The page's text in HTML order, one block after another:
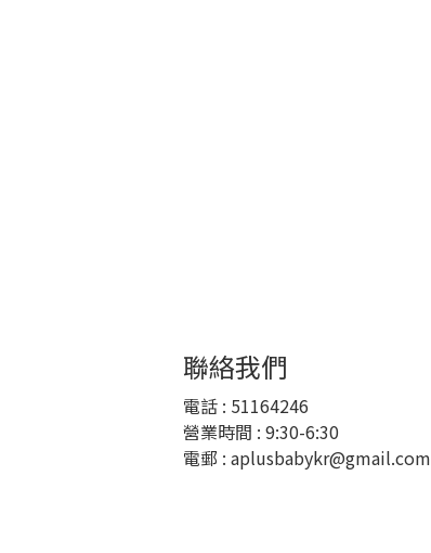
聯絡我們
電話 : 51164246
營業時間 : 9:30-6:30
電郵 : aplusbabykr@gmail.com